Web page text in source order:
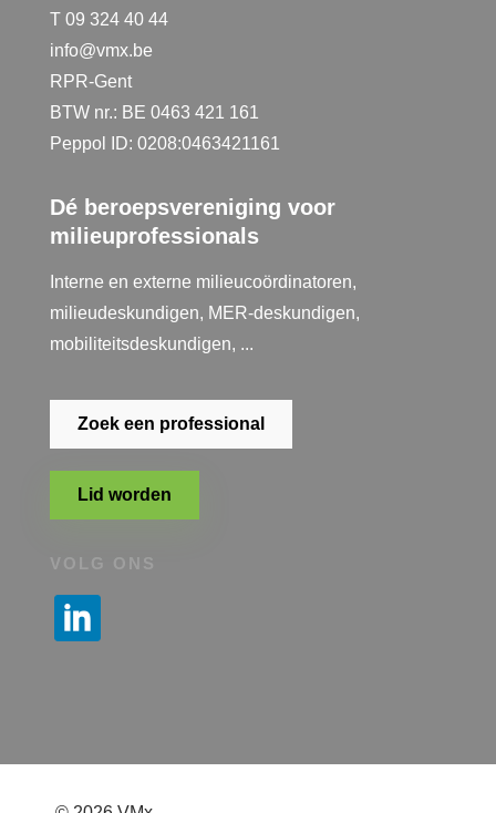
T 09 324 40 44
info@vmx.be
RPR-Gent
BTW nr.: BE 0463 421 161
Peppol ID: 0208:0463421161
Dé beroepsvereniging voor
milieuprofessionals
Interne en externe milieucoördinatoren,
milieudeskundigen, MER-deskundigen,
mobiliteitsdeskundigen, ...
Zoek een professional
Lid worden
VOLG ONS